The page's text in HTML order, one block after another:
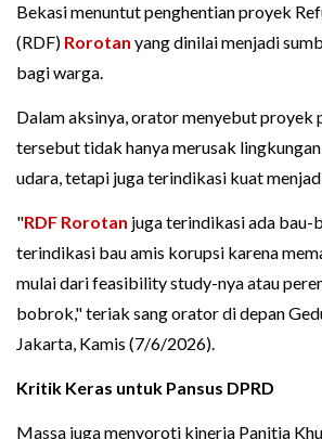
Bekasi menuntut penghentian proyek
(RDF) Rorotan yang dinilai menjadi
bagi warga.
Dalam aksinya, orator menyebut proyek
tersebut tidak hanya merusak
udara, tetapi juga terindikasi kuat
"RDF Rorotan juga terindikasi ada bau-
terindikasi bau amis korupsi karena
mulai dari feasibility study-nya atau
bobrok," teriak sang orator di depan
Jakarta, Kamis (7/6/2026).
Kritik Keras untuk Pansus DPRD
Massa juga menyoroti kinerja Panitia